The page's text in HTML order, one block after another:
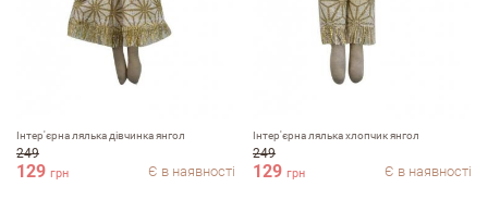
Інтер'єрна лялька дівчинка янгол
249
129 грн Є в наявності
Інтер'єрна лялька хлопчик янгол
249
129 грн Є в наявності
Залишити вiдгук про магазин